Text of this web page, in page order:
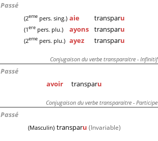
Passé
(2emepers. sing.) aie transparu
(1erepers. plu.) ayons transparu
(2emepers. plu.) ayez transparu
Conjugaison du verbe transparaitre - Infinitif
Passé
avoir
transparu
Conjugaison du verbe transparaitre - Participe
Passé
(Masculin) transparu (Invariable)